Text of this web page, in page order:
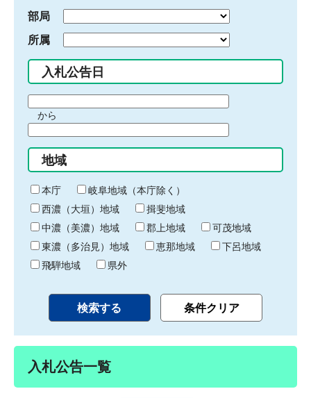
部局
所属
入札公告日
間
始
り
から
間
終
わ
り
地域
本庁
岐阜地域（本庁除く）
西濃（大垣）地域
揖斐地域
中濃（美濃）地域
郡上地域
可茂地域
東濃（多治見）地域
恵那地域
下呂地域
飛騨地域
県外
入札公告一覧